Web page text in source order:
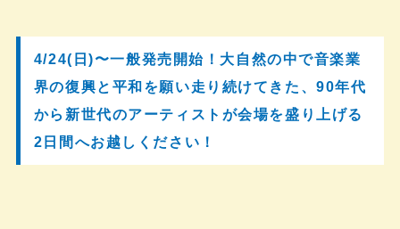
4/24(日)〜一般発売開始！大自然の中で音楽業
界の復興と平和を願い走り続けてきた、90年代
から新世代のアーティストが会場を盛り上げる
2日間へお越しください！